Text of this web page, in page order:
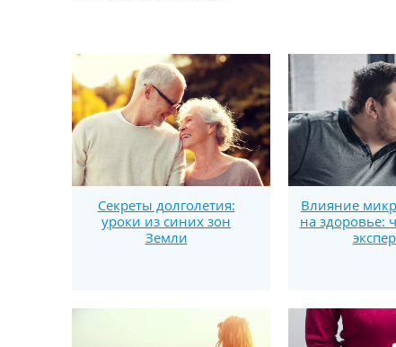
Секреты долголетия:
уроки из синих зон
Земли
Влияние
на здоровье: